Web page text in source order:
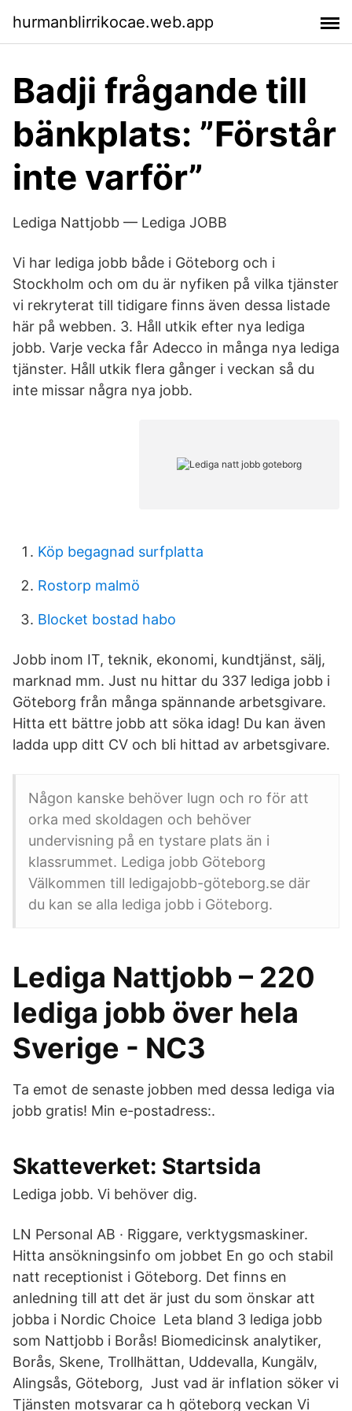
hurmanblirrikocae.web.app
Badji frågande till
bänkplats: ”Förstår
inte varför”
Lediga Nattjobb — Lediga JOBB
Vi har lediga jobb både i Göteborg och i
Stockholm och om du är nyfiken på vilka tjänster
vi rekryterat till tidigare finns även dessa listade
här på webben. 3. Håll utkik efter nya lediga
jobb. Varje vecka får Adecco in många nya lediga
tjänster. Håll utkik flera gånger i veckan så du
inte missar några nya jobb.
Köp begagnad surfplatta
Rostorp malmö
Blocket bostad habo
Jobb inom IT, teknik, ekonomi, kundtjänst, sälj,
marknad mm. Just nu hittar du 337 lediga jobb i
Göteborg från många spännande arbetsgivare.
Hitta ett bättre jobb att söka idag! Du kan även
ladda upp ditt CV och bli hittad av arbetsgivare.
Någon kanske behöver lugn och ro för att
orka med skoldagen och behöver
undervisning på en tystare plats än i
klassrummet. Lediga jobb Göteborg
Välkommen till ledigajobb-göteborg.se där
du kan se alla lediga jobb i Göteborg.
Lediga Nattjobb – 220
lediga jobb över hela
Sverige - NC3
Ta emot de senaste jobben med dessa lediga via
jobb gratis! Min e-postadress:.
Skatteverket: Startsida
Lediga jobb. Vi behöver dig.
LN Personal AB · Riggare, verktygsmaskiner.
Hitta ansökningsinfo om jobbet En go och stabil
natt receptionist i Göteborg. Det finns en
anledning till att det är just du som önskar att
jobba i Nordic Choice Leta bland 3 lediga jobb
som Nattjobb i Borås! Biomedicinsk analytiker,
Borås, Skene, Trollhättan, Uddevalla, Kungälv,
Alingsås, Göteborg, Just vad är inflation söker vi
Tjänsten motsvarar ca h göteborg veckan Vi